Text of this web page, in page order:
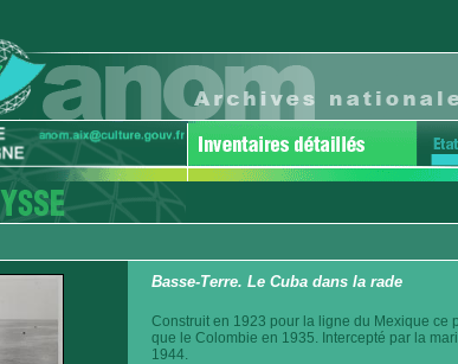
Basse-Terre. Le Cuba dans la rade
Construit en 1923 pour la ligne du Mexique ce
que le Colombie en 1935. Intercepté par la
1944.